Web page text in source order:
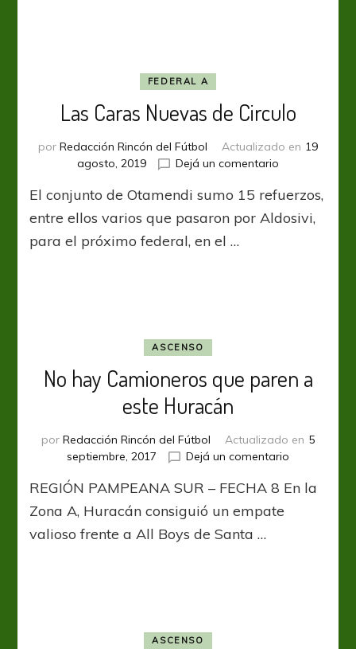
FEDERAL A
Las Caras Nuevas de Circulo
por Redacción Rincón del Fútbol Actualizado en 19
agosto, 2019
Dejá un comentario
Caras
Nuevas
El conjunto de Otamendi sumo 15 refuerzos,
entre ellos varios que pasaron por Aldosivi,
para el próximo federal, en el …
ASCENSO
No hay Camioneros que paren a
este Huracán
por Redacción Rincón del Fútbol Actualizado en 5
septiembre, 2017
Dejá un comentario
hay
REGIÓN PAMPEANA SUR – FECHA 8 En la
Zona A, Huracán consiguió un empate
valioso frente a All Boys de Santa …
ASCENSO